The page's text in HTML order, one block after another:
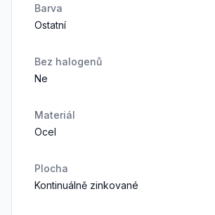
Barva
Ostatní
Bez halogenů
Ne
Materiál
Ocel
Plocha
Kontinuálně zinkované